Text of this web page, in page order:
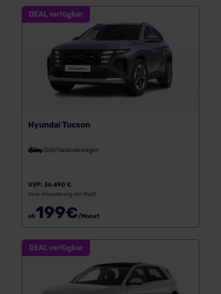
DEAL verfügbar
Hyundai Tucson
SUV/Geländewagen
UVP: 36.490 €
Vario-Finanzierung inkl. MwSt.
ab199€/Monat
DEAL verfügbar